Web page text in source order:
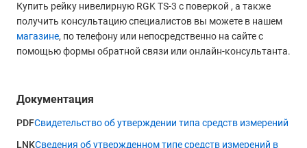
Купить рейку нивелирную RGK TS-3 с поверкой , а также
получить консультацию специалистов вы можете в нашем
магазине, по телефону или непосредственно на сайте с
помощью формы обратной связи или онлайн-консультанта.
Документация
PDFСвидетельство об утверждении типа средств измерений
LNKСведения об утвержденном типе средств измерений в